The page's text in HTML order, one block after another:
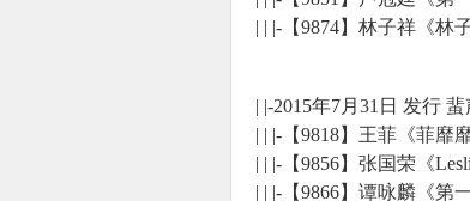
| | |-【9874】林子祥《林
| |-2015年7月31日 发行
| | |-【9818】王菲《菲靡
| | |-【9856】张国荣《
| | |-【9866】谭咏麟《第